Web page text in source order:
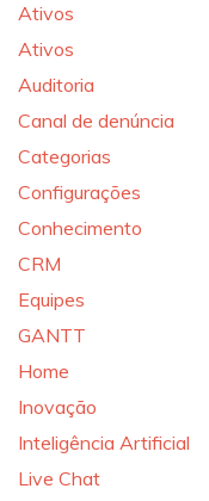
Ativos
Ativos
Auditoria
Canal de denúncia
Categorias
Configurações
Conhecimento
CRM
Equipes
GANTT
Home
Inovação
Inteligência Artificial
Live Chat